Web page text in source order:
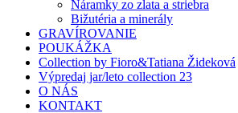
Náramky zo zlata a striebra
Bižutéria a minerály
GRAVÍROVANIE
POUKÁŽKA
Collection by Fioro&Tatiana Žideková
Výpredaj jar/leto collection 23
O NÁS
KONTAKT